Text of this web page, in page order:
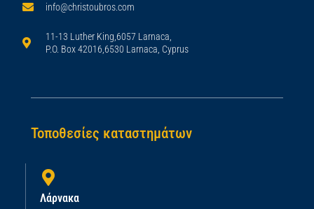
info@christoubros.com
11-13 Luther King,6057 Larnaca,
P.O. Box 42016,6530 Larnaca, Cyprus
Τοποθεσίες καταστημάτων
Λάρνακα